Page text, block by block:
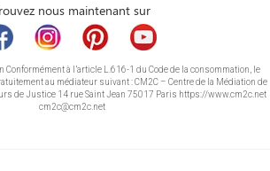
nous maintenant sur
Conformément à l’article L.616-1 du Code de la consommation, le
au médiateur suivant : CM2C – Centre de la Médiation de
de Justice 14 rue Saint Jean 75017 Paris https://www.cm2c.net
cm2c@cm2c.net